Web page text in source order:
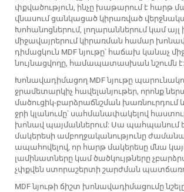
փքվածություն, ինչը խաթարում է հարթ
վնասում ցանկացած կիրառված
Խոհանոցներում, լողարաններում կամ
միջավայրերում կիրառման համար
դիմացկուն MDF նյութը՝ հաճախ կանաչ
նույնացվողը, համապատասխան նշումն է:
Խոնավադիմացող MDF նյութը
ջրամետարկիչ հավելանյութեր, որոնք
մածուցիկ-բարձրաճնշման խառնուրդում
ջրի կլանումը՝ սահմանափակելով
խոնավ պայմաններում: Սա պահպանում է
մակերեսի ամբողջականությունը
ապահովելով, որ հարթ մակերեսը մնա
լամինատները կամ ծածկույթները
չփքվեն ստորաշերտի շարժման
MDF նյութի ճիշտ խոնավադիմացումը